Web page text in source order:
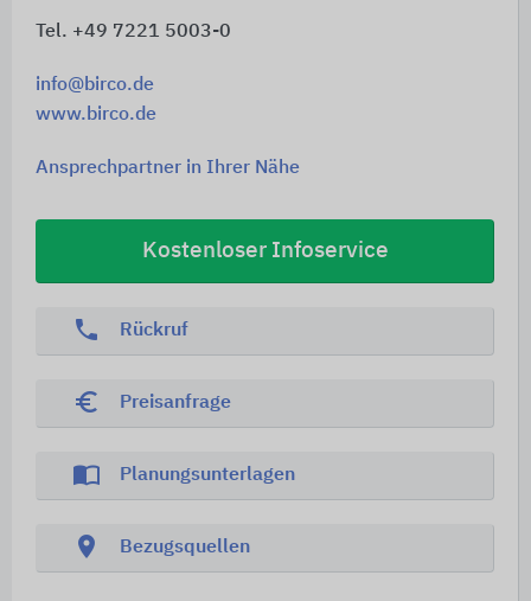
Tel. +49 7221 5003-0
info@birco.de
www.birco.de
Ansprechpartner in Ihrer Nähe
Kostenloser Infoservice
phone Rückruf
euro_symbol Preisanfrage
import_contacts Planungsunterlagen
location_on Bezugsquellen